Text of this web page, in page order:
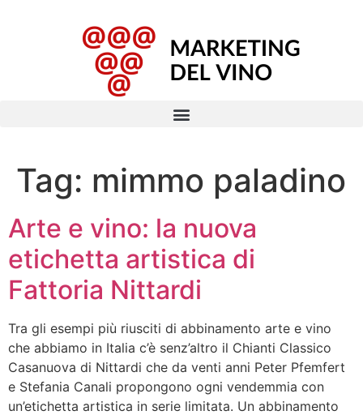
Tag: mimmo paladino
Arte e vino: la nuova
etichetta artistica di
Fattoria Nittardi
Tra gli esempi più riusciti di abbinamento arte e vino
che abbiamo in Italia c’è senz’altro il Chianti Classico
Casanuova di Nittardi che da venti anni Peter Pfemfert
e Stefania Canali propongono ogni vendemmia con
un’etichetta artistica in serie limitata. Un abbinamento